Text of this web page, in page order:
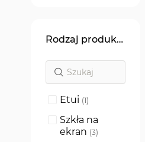
Rodzaj produktu
Etui 1
produkt
Szkła na
ekran 3
produkty